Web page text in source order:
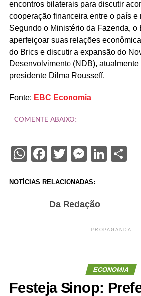
encontros bilaterais para discutir
cooperação financeira entre o país e
Segundo o Ministério da Fazenda, o
aperfeiçoar suas relações
do Brics e discutir a expansão do
Desenvolvimento (NDB),
presidente Dilma Rousseff.
Fonte: EBC Economia
COMENTE ABAIXO:
WhatsApp
Facebook
Twitter
NOTÍCIAS RELACIONADAS:
Da Redação
PROPAGANDA
ECONOMIA
Festeja Sinop: